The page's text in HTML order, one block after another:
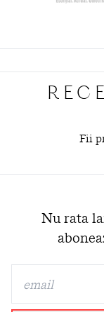
Fii
Nu rata